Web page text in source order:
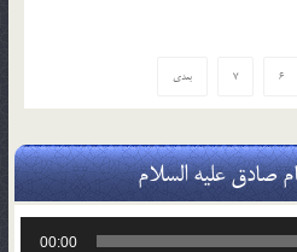
6
7 بعدی
صادق علیه السلام
00:00